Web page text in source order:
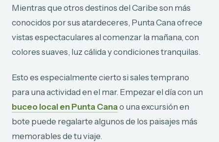
Mientras que otros destinos del Caribe son más
conocidos por sus atardeceres, Punta Cana ofrece
vistas espectaculares al comenzar la mañana, con
colores suaves, luz cálida y condiciones tranquilas.
Esto es especialmente cierto si sales temprano
para una actividad en el mar. Empezar el día con un
buceo local en Punta Canao una excursión en
bote puede regalarte algunos de los paisajes más
memorables de tu viaje.